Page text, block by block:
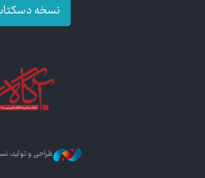
نسخه
طراحی و تولید: